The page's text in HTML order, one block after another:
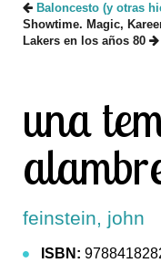
Baloncesto (y otras
Showtime. Magic,
Lakers en los años 80
una
feinstein, john
ISBN: